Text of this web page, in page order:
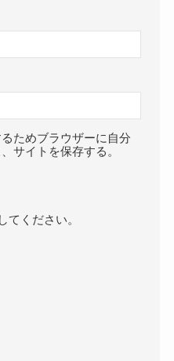
ためブラウザーに自分
サイトを保存する。
てください。